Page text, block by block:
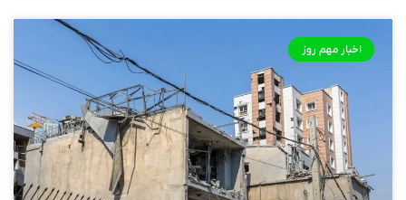
اخبار مهم روز